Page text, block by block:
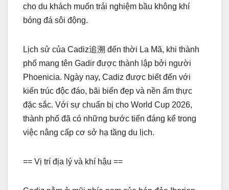
cho du khách muốn trải nghiệm bầu không khí
bóng đá sôi động.
Lịch sử của Cadiz追溯 đến thời La Mã, khi thành
phố mang tên Gadir được thành lập bởi người
Phoenicia. Ngày nay, Cadiz được biết đến với
kiến trúc độc đáo, bãi biển đẹp và nền ẩm thực
đặc sắc. Với sự chuẩn bị cho World Cup 2026,
thành phố đã có những bước tiến đáng kể trong
việc nâng cấp cơ sở hạ tầng du lịch.
== Vị trí địa lý và khí hậu ==